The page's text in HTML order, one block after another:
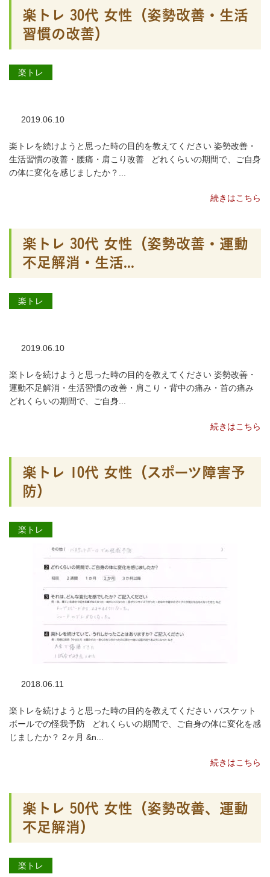
楽トレ 30代 女性（姿勢改善・生活
習慣の改善）
楽トレ
2019.06.10
楽トレを続けようと思った時の目的を教えてください 姿勢改善・
生活習慣の改善・腰痛・肩こり改善 どれくらいの期間で、ご自身
の体に変化を感じましたか？...
続きはこちら
楽トレ 30代 女性（姿勢改善・運動
不足解消・生活...
楽トレ
2019.06.10
楽トレを続けようと思った時の目的を教えてください 姿勢改善・
運動不足解消・生活習慣の改善・肩こり・背中の痛み・首の痛み
どれくらいの期間で、ご自身...
続きはこちら
楽トレ 10代 女性（スポーツ障害予
防）
楽トレ
2018.06.11
楽トレを続けようと思った時の目的を教えてください バスケット
ボールでの怪我予防 どれくらいの期間で、ご自身の体に変化を感
じましたか？ 2ヶ月 &n...
続きはこちら
楽トレ 50代 女性（姿勢改善、運動
不足解消）
楽トレ